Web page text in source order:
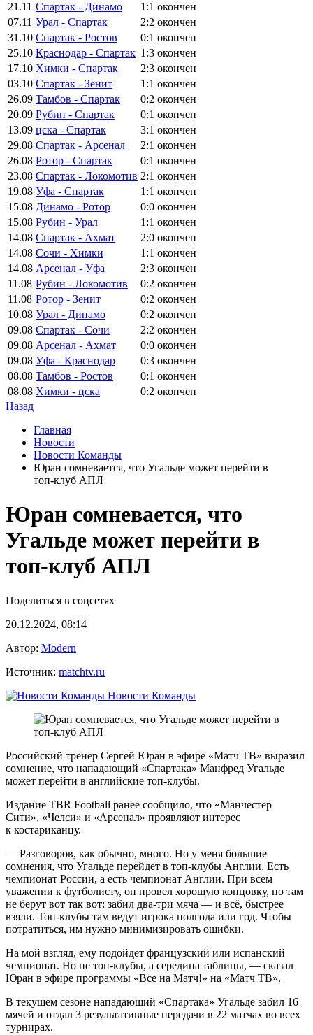
21.11 Спартак - Динамо 1:1 окончен
07.11 Урал - Спартак 2:2 окончен
31.10 Спартак - Ростов 0:1 окончен
25.10 Краснодар - Спартак 1:3 окончен
17.10 Химки - Спартак 2:3 окончен
03.10 Спартак - Зенит 1:1 окончен
26.09 Тамбов - Спартак 0:2 окончен
20.09 Рубин - Спартак 0:1 окончен
13.09 цска - Спартак 3:1 окончен
29.08 Спартак - Арсенал 2:1 окончен
26.08 Ротор - Спартак 0:1 окончен
23.08 Спартак - Локомотив 2:1 окончен
19.08 Уфа - Спартак 1:1 окончен
15.08 Динамо - Ротор 0:0 окончен
15.08 Рубин - Урал 1:1 окончен
14.08 Спартак - Ахмат 2:0 окончен
14.08 Сочи - Химки 1:1 окончен
14.08 Арсенал - Уфа 2:3 окончен
11.08 Рубин - Локомотив 0:2 окончен
11.08 Ротор - Зенит 0:2 окончен
10.08 Урал - Динамо 0:2 окончен
09.08 Спартак - Сочи 2:2 окончен
09.08 Арсенал - Ахмат 0:0 окончен
09.08 Уфа - Краснодар 0:3 окончен
08.08 Тамбов - Ростов 0:1 окончен
08.08 Химки - цска 0:2 окончен
Назад
Главная
Новости
Новости Команды
Юран сомневается, что Угальде может перейти в
топ‑клуб АПЛ
Юран сомневается, что
Угальде может перейти в
топ‑клуб АПЛ
Поделиться в соцсетях
20.12.2024, 08:14
Автор: Modern
Источник: matchtv.ru
Новости Команды
Российский тренер Сергей Юран в эфире «Матч ТВ» выразил
сомнение, что нападающий «Спартака» Манфред Угальде
может перейти в английские топ‑клубы.
Издание TBR Football ранее сообщило, что «Манчестер
Сити», «Челси» и «Арсенал» проявляют интерес
к костариканцу.
— Разговоров, как обычно, много. Но у меня большие
сомнения, что Угальде перейдет в топ‑клубы Англии. Есть
чемпионат России, а есть чемпионат Англии. При всем
уважении к футболисту, он провел хорошую концовку, но там
не берут вот так вот: забил два‑три мяча — и всё, быстрее
взяли. Топ‑клубы там ведут игрока полгода или год. Чтобы
потратиться, им нужно минимизировать ошибки.
На мой взгляд, ему подойдет французский или испанский
чемпионат. Но не топ‑клубы, а середина таблицы, — сказал
Юран в эфире программы «Все на Матч!» на «Матч ТВ».
В текущем сезоне нападающий «Спартака» Угальде забил 16
мячей и отдал 3 результативные передачи в 22 матчах во всех
турнирах.